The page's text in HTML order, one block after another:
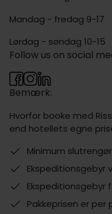
Mandag - fredag 9-17
Lørdag - søndag 10-15
Bemærk:
Hvorfor booke med
end hotellets egne
Minimum
Ekspeditionsgebyr
Ekspeditionsgebyr
Pakkeprisen er
Follow us on social